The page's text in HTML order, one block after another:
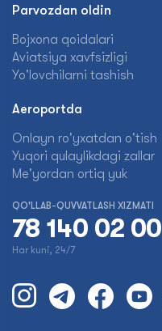
Parvozdan oldin
Bojxona qoidalari
Aviatsiya xavfsizligi
Yo'lovchilarni tashish
Aeroportda
Onlayn ro'yxatdan o'tish
Yuqori qulaylikdagi zallar
Me'yordan ortiq yuk
QO'LLAB-QUVVATLASH XIZMATI
78 140 02 00
Har kuni, 24/7